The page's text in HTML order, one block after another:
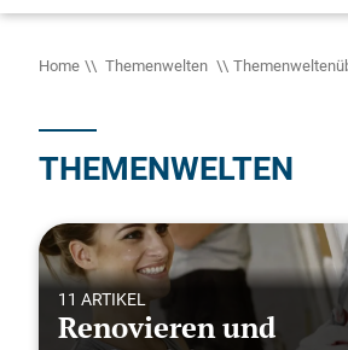
Home Themenwelten
THEMENWELTEN
11 ARTIKEL
Renovieren und